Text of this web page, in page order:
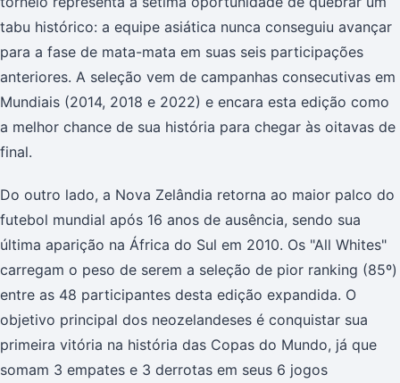
tabu histórico: a equipe asiática nunca conseguiu avançar
para a fase de mata-mata em suas seis participações
anteriores. A seleção vem de campanhas consecutivas em
Mundiais (2014, 2018 e 2022) e encara esta edição como
a melhor chance de sua história para chegar às oitavas de
final.
Do outro lado, a Nova Zelândia retorna ao maior palco do
futebol mundial após 16 anos de ausência, sendo sua
última aparição na África do Sul em 2010. Os "All Whites"
carregam o peso de serem a seleção de pior ranking (85º)
entre as 48 participantes desta edição expandida. O
objetivo principal dos neozelandeses é conquistar sua
primeira vitória na história das Copas do Mundo, já que
somam 3 empates e 3 derrotas em seus 6 jogos